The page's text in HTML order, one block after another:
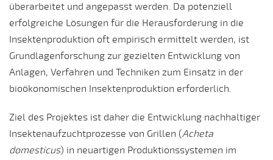
überarbeitet und angepasst werden. Da potenziell
erfolgreiche Lösungen für die Herausforderung in die
Insektenproduktion oft empirisch ermittelt werden, ist
Grundlagenforschung zur gezielten Entwicklung von
Anlagen, Verfahren und Techniken zum Einsatz in der
bioökonomischen Insektenproduktion erforderlich.
Ziel des Projektes ist daher die Entwicklung nachhaltiger
Insektenaufzuchtprozesse von Grillen (Acheta
domesticus) in neuartigen Produktionssystemen im